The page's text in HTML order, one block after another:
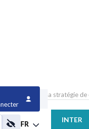
FR
Développer sa stratégie
INTER